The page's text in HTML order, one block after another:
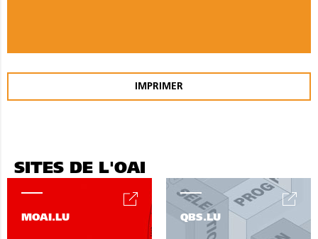
IMPRIMER
SITES DE L'OAI
MOAI.LU QBS.LU